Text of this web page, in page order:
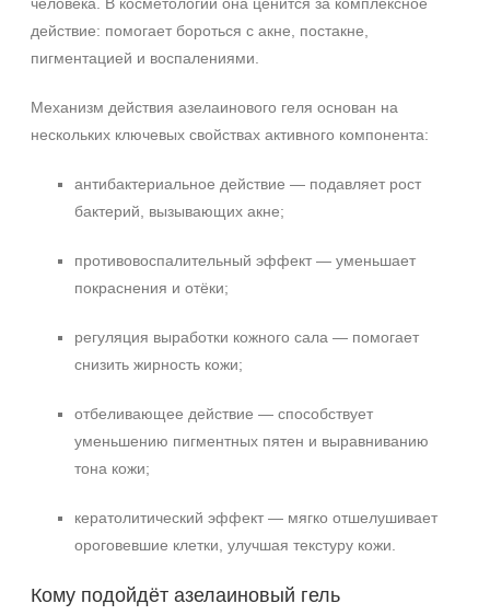
Гиперпигментация
Постакне
Показать еще
Результат
Обновление клеток
Ровный тон
Область применения
160 мл
Ингредиенты
Алоэ
действие: помогает бороться с акне, постакне,
пигментацией и воспалениями.
Механизм действия азелаинового геля основан на
нескольких ключевых свойствах активного компонента:
антибактериальное действие — подавляет рост
бактерий, вызывающих акне;
противовоспалительный эффект — уменьшает
покраснения и отёки;
регуляция выработки кожного сала — помогает
снизить жирность кожи;
отбеливающее действие — способствует
уменьшению пигментных пятен и выравниванию
тона кожи;
кератолитический эффект — мягко отшелушивает
ороговевшие клетки, улучшая текстуру кожи.
Кому подойдёт азелаиновый гель